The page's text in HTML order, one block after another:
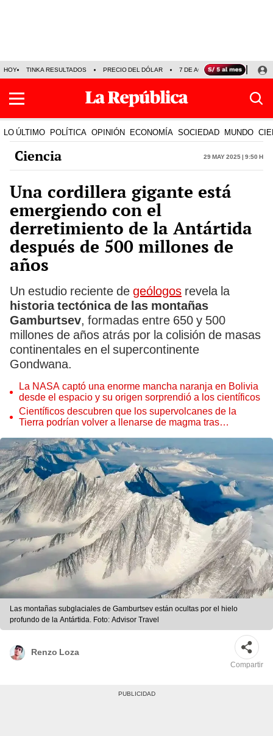
HOY TINKA RESULTADOS PRECIO DEL DÓLAR 7 DE AGOSTO OLLANTA
LO ÚLTIMO POLÍTICA OPINIÓN ECONOMÍA SOCIEDAD MUNDO
Ciencia 29 May 2025 | 9:50 h
Una cordillera gigante está
emergiendo con el
derretimiento de la Antártida
después de 500 millones de
años
Un estudio reciente de geólogos revela la
historia tectónica de las montañas
Gamburtsev, formadas entre 650 y 500
millones de años atrás por la colisión de masas
continentales en el supercontinente
Gondwana.
La NASA captó una enorme mancha naranja en Bolivia
desde el espacio y su origen sorprendió a los científicos
Científicos descubren que los supervolcanes de la
Tierra podrían volver a llenarse de magma tras
Las montañas subglaciales de Gamburtsev están ocultas por el hielo
profundo de la Antártida. Foto: Advisor Travel
Renzo Loza
Compartir